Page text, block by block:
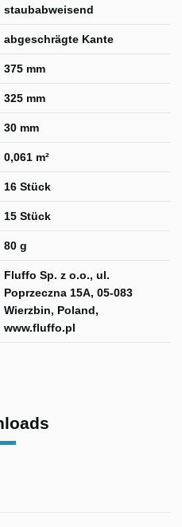
staubabweisend
abgeschrägte Kante
375 mm
325 mm
30 mm
0,061 m²
16 Stück
15 Stück
80 g
Fluffo Sp. z o.o., ul.
Poprzeczna 15A, 05-083
Wierzbin, Poland,
www.fluffo.pl